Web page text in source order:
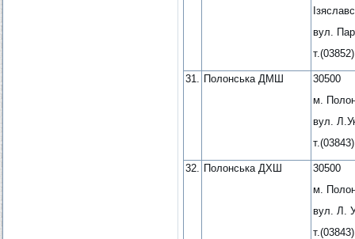
вул.
31. Полонська ДМШ
30500
м.
вул.
32. Полонська ДХШ
30500
м.
вул. Л.